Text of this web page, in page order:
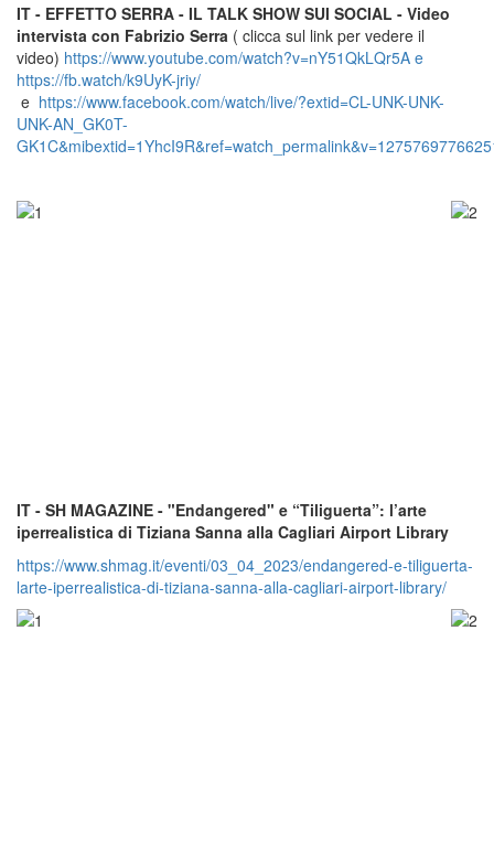
IT - EFFETTO SERRA - IL TALK SHOW SUI SOCIAL - Video
intervista con Fabrizio Serra ( clicca sul link per vedere il
video) https://www.youtube.com/watch?v=nY51QkLQr5A e
https://fb.watch/k9UyK-jriy/
e https://www.facebook.com/watch/live/?extid=CL-UNK-UNK-
UNK-AN_GK0T-
IT - SH MAGAZINE - "Endangered" e “Tiliguerta”: l’arte
iperrealistica di Tiziana Sanna alla Cagliari Airport Library
https://www.shmag.it/eventi/03_04_2023/endangered-e-tiliguerta-
larte-iperrealistica-di-tiziana-sanna-alla-cagliari-airport-library/